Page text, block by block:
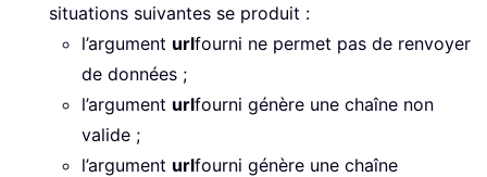
situations suivantes se produit :
l’argument urlfourni ne permet pas de renvoyer
de données ;
l’argument urlfourni génère une chaîne non
valide ;
l’argument urlfourni génère une chaîne